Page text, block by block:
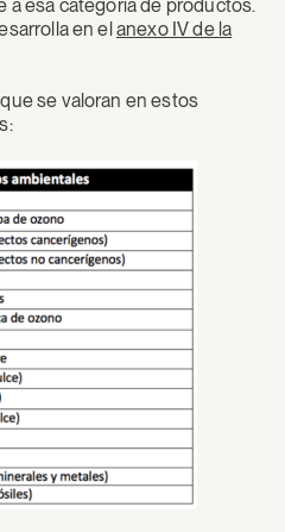
a esa categoría de productos.
en el anexo IV de la
se valoran en estos